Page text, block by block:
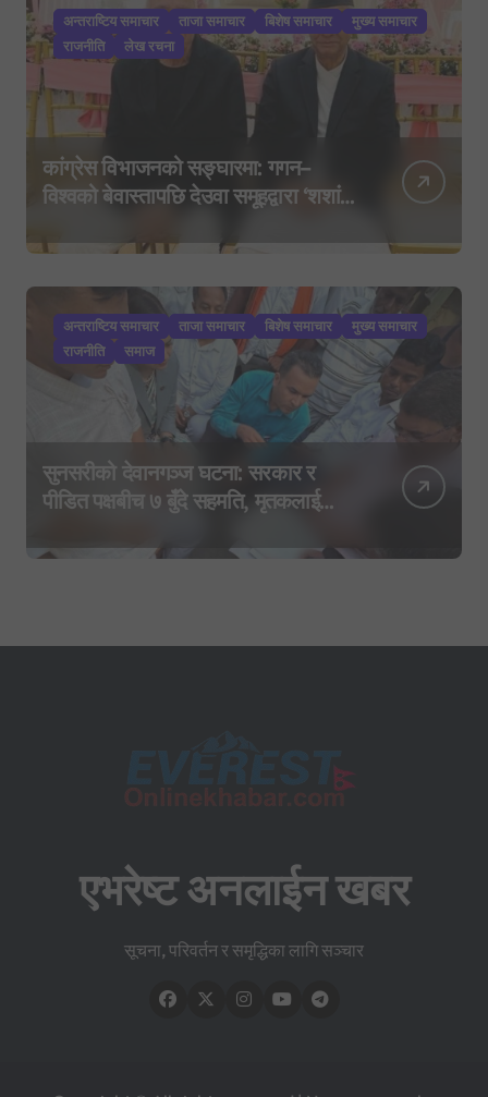
अन्तराष्टिय समाचार ताजा समाचार बिशेष समाचार
मुख्य समाचार
राजनीति
लेख रचना
कांग्रेस विभाजनको सङ्घारमा: गगन–
विश्वको बेवास्तापछि देउवा समूहद्वारा ‘शशांक
यात्राको घोषणा तयारी!
अन्तराष्टिय समाचार ताजा समाचार बिशेष समाचार
मुख्य समाचार
राजनीति
समाज
सुनसरीको देवानगञ्ज घटना: सरकार र
पीडित पक्षबीच ७ बुँदे सहमति, मृतकलाई
एभरेष्ट अनलाईन खबर
सूचना, परिवर्तन र समृद्धिका लागि सञ्चार